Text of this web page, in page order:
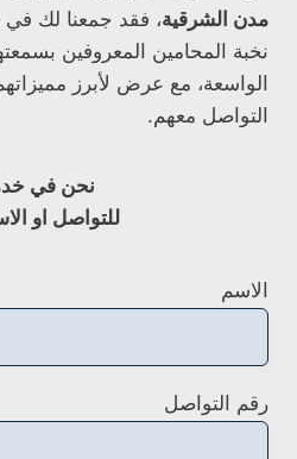
مدن الشرقية، فقد جمعنا لك
نخبة المحامين المعروفين
الواسعة، مع عرض لأبرز
التواصل معهم.
نحن في
للتواصل او
الاسم
رقم التواصل